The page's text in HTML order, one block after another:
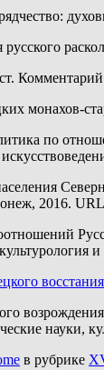
монахов-
по
2016.
науки,
в рубрике